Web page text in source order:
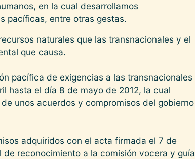
en la cual desarrollamos
pacíficas, entre otras gestas.
naturales que las transnacionales y el
que causa.
pacífica de exigencias a las transnacionales
hasta el día 8 de mayo de 2012, la cual
unos acuerdos y compromisos del gobierno
adquiridos con el acta firmada el 7 de
reconocimiento a la comisión vocera y guía